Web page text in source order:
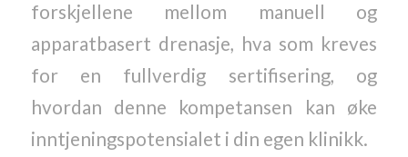
forskjellene mellom manuell og
apparatbasert drenasje, hva som kreves
for en fullverdig sertifisering, og
hvordan denne kompetansen kan øke
inntjeningspotensialet i din egen klinikk.